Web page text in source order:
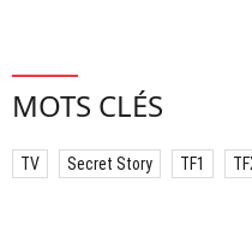
MOTS CLÉS
TV Secret Story TF1